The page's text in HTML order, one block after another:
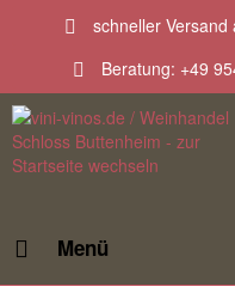
schneller
Beratung: +49
Menü